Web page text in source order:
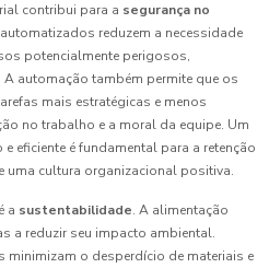
contribui para a segurança no
reduzem a necessidade
potencialmente perigosos,
automação também permite que os
mais estratégicas e menos
no trabalho e a moral da equipe. Um
eficiente é fundamental para a retenção
uma cultura organizacional positiva.
a sustentabilidade. A alimentação
a reduzir seu impacto ambiental.
minimizam o desperdício de materiais e